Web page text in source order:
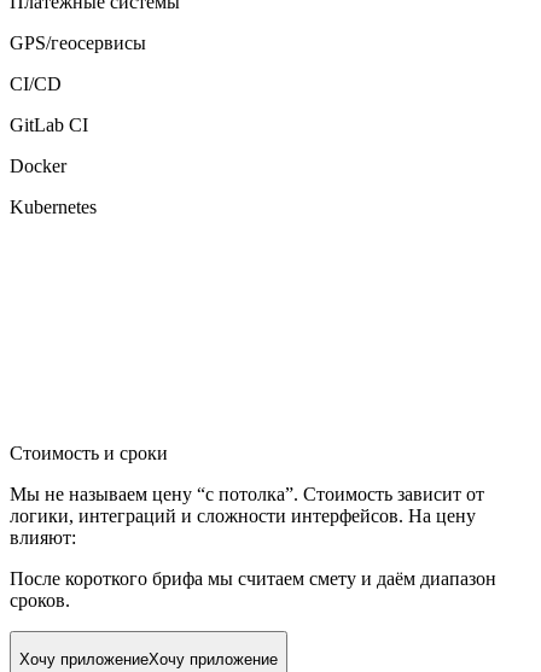
GPS/геосервисы
CI/CD
GitLab CI
Docker
Kubernetes
Стоимость и сроки
Мы не называем цену “с потолка”. Стоимость зависит от
логики, интеграций и сложности интерфейсов. На цену
влияют:
После короткого брифа мы считаем смету и даём диапазон
сроков.
Хочу приложениеХочу приложение